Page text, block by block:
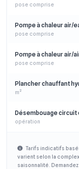
pose comprise
Pompe à chaleur air/
pose comprise
Pompe à chaleur air/
pose comprise
Plancher chauffant
m²
Désembouage circuit
opération
Tarifs indicatifs
varient selon la
saisonnalité.